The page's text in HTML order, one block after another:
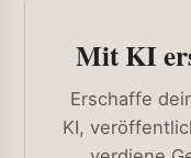
Mit KI
Erschaffe
KI,